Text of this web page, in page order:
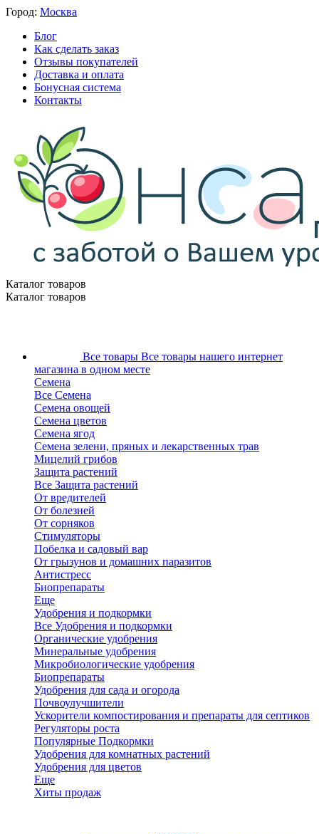
Город: Москва
Блог
Как сделать заказ
Отзывы покупателей
Доставка и оплата
Бонусная система
Контакты
Каталог товаров
Каталог товаров
Все товары Все товары нашего интернет
магазина в одном месте
Семена
Все Семена
Семена овощей
Семена цветов
Семена ягод
Семена зелени, пряных и лекарственных трав
Мицелий грибов
Защита растений
Все Защита растений
От вредителей
От болезней
От сорняков
Стимуляторы
Побелка и садовый вар
От грызунов и домашних паразитов
Антистресс
Биопрепараты
Еще
Удобрения и подкормки
Все Удобрения и подкормки
Органические удобрения
Минеральные удобрения
Микробиологические удобрения
Биопрепараты
Удобрения для сада и огорода
Почвоулучшители
Ускорители компостирования и препараты для септиков
Регуляторы роста
Популярные Подкормки
Удобрения для комнатных растений
Удобрения для цветов
Еще
Хиты продаж